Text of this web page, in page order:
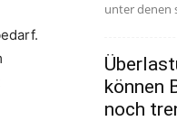
unter denen
können
noch